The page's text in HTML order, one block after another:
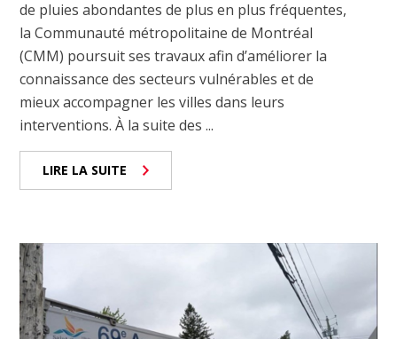
de pluies abondantes de plus en plus fréquentes,
la Communauté métropolitaine de Montréal
(CMM) poursuit ses travaux afin d’améliorer la
connaissance des secteurs vulnérables et de
mieux accompagner les villes dans leurs
interventions. À la suite des ...
LIRE LA SUITE